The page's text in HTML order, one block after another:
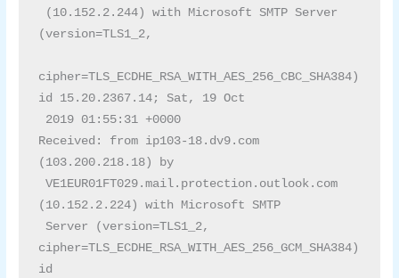
(version=TLS1_2,
cipher=TLS_ECDHE_RSA_WITH_AES_256_CBC_SHA384)
id 15.20.2367.14; Sat, 19 Oct
Received: from ip103-18.dv9.com
(103.200.218.18) by
(10.152.2.224) with Microsoft SMTP
cipher=TLS_ECDHE_RSA_WITH_AES_256_GCM_SHA384)
id